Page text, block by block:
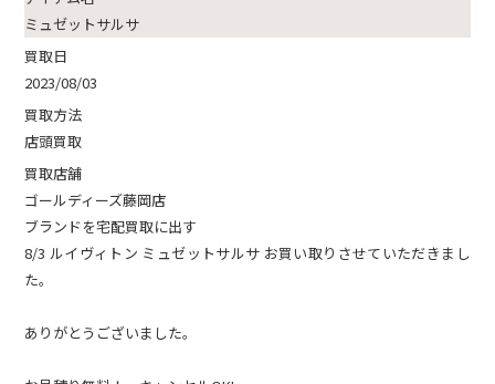
ミュゼットサルサ
買取日
2023/08/03
買取方法
店頭買取
買取店舗
ゴールディーズ藤岡店
ブランドを宅配買取に出す
8/3 ルイヴィトン ミュゼットサルサ お買い取りさせていただきまし
た。
ありがとうございました。